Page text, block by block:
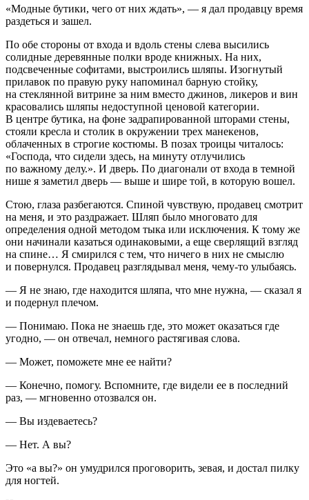
«Модные бутики, чего от них ждать», — я дал продавцу время
раздеться и зашел.
По обе стороны от входа и вдоль стены слева высились
солидные деревянные полки вроде книжных. На них,
подсвеченные софитами, выстроились шляпы. Изогнутый
прилавок по правую руку напоминал барную стойку,
на стеклянной витрине за ним вместо джинов, ликеров и вин
красовались шляпы недоступной ценовой категории.
В центре бутика, на фоне задрапированной шторами стены,
стояли кресла и столик в окружении трех манекенов,
облаченных в строгие костюмы. В позах троицы читалось:
«Господа, что сидели здесь, на минуту отлучились
по важному делу.». И дверь. По диагонали от входа в темной
нише я заметил дверь — выше и шире той, в которую вошел.
Стою, глаза разбегаются. Спиной чувствую, продавец смотрит
на меня, и это раздражает. Шляп было многовато для
определения одной методом тыка или исключения. К тому же
они начинали казаться одинаковыми, а еще сверлящий взгляд
на спине… Я смирился с тем, что ничего в них не смыслю
и повернулся. Продавец разглядывал меня, чему-то улыбаясь.
— Я не знаю, где находится шляпа, что мне нужна, — сказал я
и подернул плечом.
— Понимаю. Пока не знаешь где, это может оказаться где
угодно, — он отвечал, немного растягивая слова.
— Может, поможете мне ее найти?
— Конечно, помогу. Вспомните, где видели ее в последний
раз, — мгновенно отозвался он.
— Вы издеваетесь?
— Нет. А вы?
Это «а вы?» он умудрился проговорить, зевая, и достал пилку
для ногтей.